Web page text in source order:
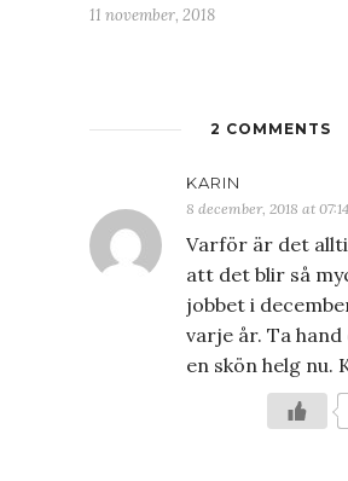
11 november, 2018
2 COMMENTS
KARIN
8 december, 2018 at 07:14
Varför är det
att det blir så
jobbet i
varje år. Ta hand
en skön helg nu.